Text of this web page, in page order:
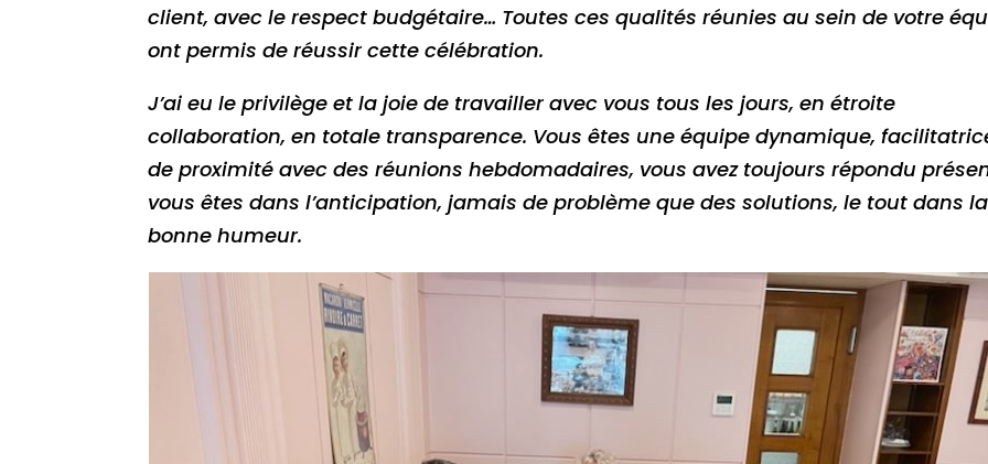
client, avec le respect budgétaire… Toutes ces qualités réunies au sein de votre
ont permis de réussir cette célébration.
J’ai eu le privilège et la joie de travailler avec vous tous les jours, en étroite
collaboration, en totale transparence. Vous êtes une équipe dynamique,
de proximité avec des réunions hebdomadaires, vous avez toujours répondu
vous êtes dans l’anticipation, jamais de problème que des solutions, le tout dans la
bonne humeur.